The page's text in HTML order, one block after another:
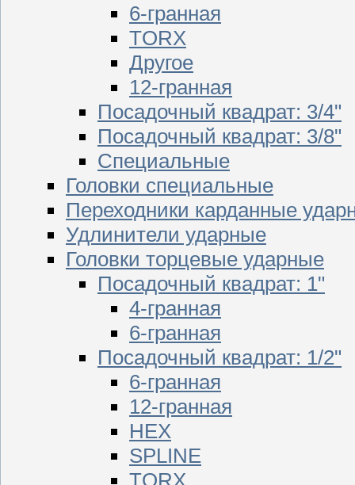
6-гранная
TORX
Другое
12-гранная
Посадочный квадрат: 3/4"
Посадочный квадрат: 3/8"
Специальные
Головки специальные
Переходники карданные
Удлинители ударные
Головки торцевые ударные
Посадочный квадрат: 1"
4-гранная
6-гранная
Посадочный квадрат: 1/2"
6-гранная
12-гранная
HEX
SPLINE
TORX